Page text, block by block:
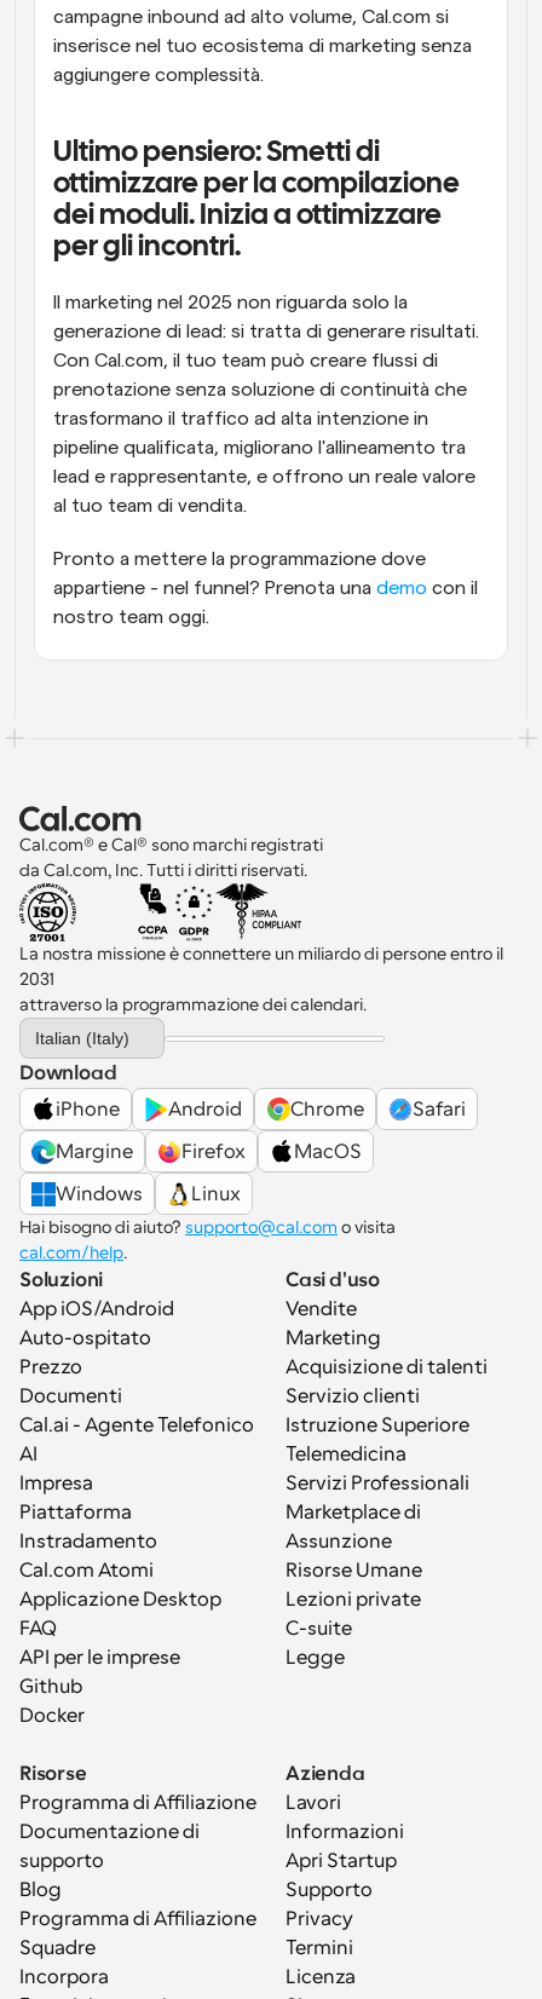
campagne inbound ad alto volume, Cal.com si
inserisce nel tuo ecosistema di marketing senza
aggiungere complessità.
Ultimo pensiero: Smetti di
ottimizzare per la compilazione
dei moduli. Inizia a ottimizzare
per gli incontri.
Il marketing nel 2025 non riguarda solo la
generazione di lead: si tratta di generare risultati.
Con Cal.com, il tuo team può creare flussi di
prenotazione senza soluzione di continuità che
trasformano il traffico ad alta intenzione in
pipeline qualificata, migliorano l'allineamento tra
lead e rappresentante, e offrono un reale valore
al tuo team di vendita.
Pronto a mettere la programmazione dove
appartiene - nel funnel? Prenota una demo con il
nostro team oggi.
Cal.com® e Cal® sono marchi registrati
da Cal.com, Inc. Tutti i diritti riservati.
La nostra missione è connettere un miliardo di persone entro il
2031
attraverso la programmazione dei calendari.
Select Language
Italian (Italy)
Download
iPhone
Android Chrome
Safari
Margine
Firefox
MacOS
Windows
Linux
Hai bisogno di aiuto? supporto@cal.com
cal.com/help.
Soluzioni
App iOS/Android
Auto-ospitato
Prezzo
Documenti
Cal.ai - Agente Telefonico
AI
Impresa
Piattaforma
Instradamento
Cal.com Atomi
Applicazione Desktop
FAQ
API per le imprese
Github
Docker
Casi d'uso
Vendite
Marketing
Acquisizione di talenti
Servizio clienti
Istruzione Superiore
Telemedicina
Servizi Professionali
Marketplace di
Assunzione
Risorse Umane
Lezioni private
C-suite
Legge
Risorse
Programma di Affiliazione
Documentazione di
supporto
Blog
Programma di Affiliazione
Squadre
Incorpora
Azienda
Lavori
Informazioni
Apri Startup
Supporto
Privacy
Termini
Licenza